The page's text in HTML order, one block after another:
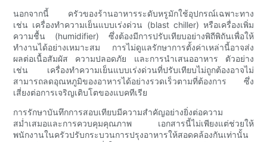
นอกจากนี้ ครัวของร้านอาหารระดับหรูมักใช้อุปกรณ์เฉพาะทาง
เช่น เครื่องทำความเย็นแบบเร่งด่วน (blast chiller) หรือเครื่องเพิ่ม
ความชื้น (humidifier) ​​ซึ่งต้องมีการปรับเทียบอย่างพิถีพิถันเพื่อให้
ทำงานได้อย่างเหมาะสม การไม่ดูแลรักษาการตั้งค่าเหล่านี้อาจส่ง
ผลต่อเนื้อสัมผัส ความปลอดภัย และการนำเสนออาหาร ตัวอย่าง
เช่น เครื่องทำความเย็นแบบเร่งด่วนที่ปรับเทียบไม่ถูกต้องอาจไม่
สามารถลดอุณหภูมิของอาหารได้อย่างรวดเร็วตามที่ต้องการ ซึ่ง
เสี่ยงต่อการเจริญเติบโตของแบคทีเรีย
การรักษาบันทึกการสอบเทียบมีความสำคัญอย่างยิ่งต่อความ
สม่ำเสมอและการควบคุมคุณภาพ เอกสารนี้ไม่เพียงแต่ช่วยให้
พนักงานในครัวปรับกระบวนการปรุงอาหารให้สอดคล้องกันเท่านั้น